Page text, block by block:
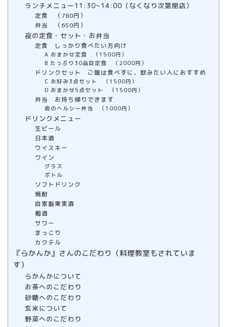
ランチメニュー11:30~14:00（なくなり次第閉店）
定食 （780円）
弁当 （650円）
夜の定食・セット・お弁当
定食 しっかり食べたい方向け
A おまかせ定食 （1500円）
B たっぷり30品目定食 （2000円）
ドリンクセット ご飯は食べずに、飲みたい人におすすめ
C お好み3点セット （1500円）
D おまかせ5点セット （1500円）
弁当 お持ち帰りできます
夜のヘルシー弁当 （1000円）
ドリンクメニュー
生ビール
日本酒
ウイスキー
ワイン
グラス
ボトル
ソフトドリンク
焼酎
自家製果実酒
梅酒
サワー
まっこり
カクテル
『らかんか』さんのこだわり（料理教室もされていま
す）
らかんかについて
お茶へのこだわり
砂糖へのこだわり
玄米について
野菜へのこだわり